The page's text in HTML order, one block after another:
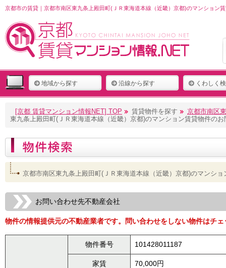
京都市の賃貸｜京都市南区東九条上殿田町(ＪＲ東海道本線（近畿）京都)のマンション
地域から探す 沿線から探す くわしく
[京都 賃貸マンション情報NET] TOP 賃貸物件を探す
京都市南区
東九条上殿田町(ＪＲ東海道本線（近畿）京都)のマンション賃貸物件のお
京都市南区東九条上殿田町(ＪＲ東海道本線（近畿）京都)のマンシ
お問い合わせ先不動産会社
物件の情報提供元の不動産業者です。問い合わせをしない物件はチ
物件番号 101428011187
家賃 70,000円